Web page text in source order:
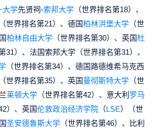
大学先贤祠-索邦大学 （世界排名第18）、
（世界排名第21）、德国柏林洪堡大学 （世
柏林自由大学 （世界排名第30）、英国杜
31）、法国索邦大学（世界排名第31）、
（世界排名第34）、德国路德维希马克西
（世界排名第35）、英国曼彻斯特大学 （世
莱顿大学 （世界排名第42）、意大利 罗马
）、英国伦敦政治经济学院 （LSE）（世
圣安德鲁斯大学 （世界排名第46）、比利